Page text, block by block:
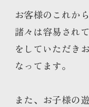
お客様のこれか
諸々は容易され
をしていただき
なってます。
また、お子様の